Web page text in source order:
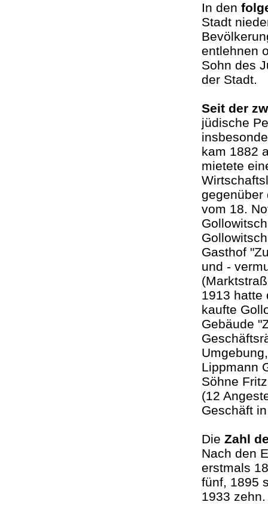
In den
Stadt
entlehnen
Sohn des
der Stadt.
Seit der
jüdische
kam 1882
mietete
gegenüber
vom 18.
Gasthof
und -
1913 hatte
kaufte
Gebäude
Lippmann
Söhne
(12
Geschäft
Die Zahl
Nach den
erstmals
fünf, 1895
1933